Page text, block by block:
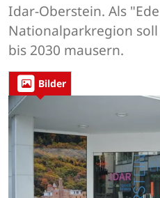
Idar-Oberstein. Als
Nationalparkregion
bis 2030 mausern.
Bilder